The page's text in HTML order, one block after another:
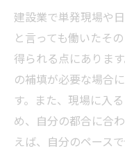
建設業で単発現場や
と言っても働いたそ
得られる点にありま
の補填が必要な場合
す。また、現場に入
め、自分の都合に合
えば、自分のペース